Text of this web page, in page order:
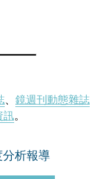
、 鏡週刊動態雜誌
訊。
析報導